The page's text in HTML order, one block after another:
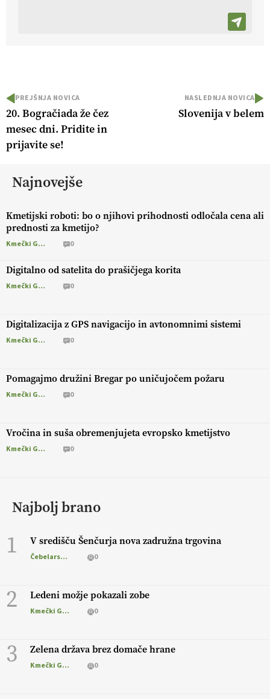
PREJŠNJA NOVICA
20. Bogračiada že čez
mesec dni. Pridite in
prijavite se!
NASLEDNJA NOVICA
Slovenija v belem
Najnovejše
Kmetijski roboti: bo o njihovi prihodnosti odločala cena ali
prednosti za kmetijo?
Kmečki Glas 0
Digitalno od satelita do prašičjega korita
Kmečki Glas 0
Digitalizacija z GPS navigacijo in avtonomnimi sistemi
Kmečki Glas 0
Pomagajmo družini Bregar po uničujočem požaru
Kmečki Glas 0
Vročina in suša obremenjujeta evropsko kmetijstvo
Kmečki Glas 0
Najbolj brano
1 V središču Šenčurja nova zadružna trgovina
Čebelarstvo 0
2 Ledeni možje pokazali zobe
Kmečki Glas 0
3 Zelena država brez domače hrane
Kmečki Glas 0